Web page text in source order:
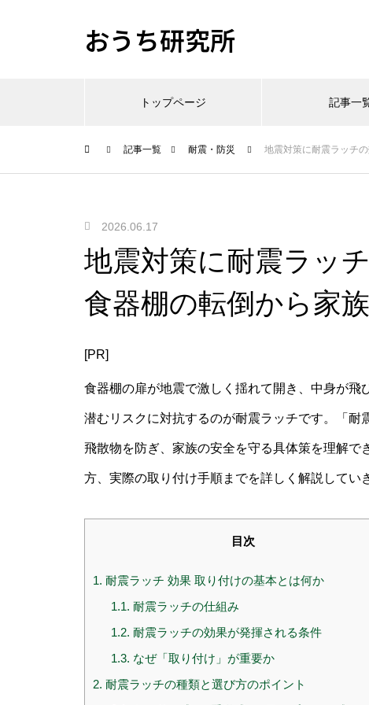
おうち研究所
トップページ 記事一
記事一覧 耐震・防災 地震対策に耐震ラッチ
2026.06.17
地震対策に耐震ラッ
食器棚の転倒から家
[PR]
食器棚の扉が地震で激しく揺れて開き、中身が
潜むリスクに対抗するのが耐震ラッチです。「
飛散物を防ぎ、家族の安全を守る具体策を理解
方、実際の取り付け手順までを詳しく解説してい
目次
1. 耐震ラッチ 効果 取り付けの基本とは何か
1.1. 耐震ラッチの仕組み
1.2. 耐震ラッチの効果が発揮される条件
1.3. なぜ「取り付け」が重要か
2. 耐震ラッチの種類と選び方のポイント